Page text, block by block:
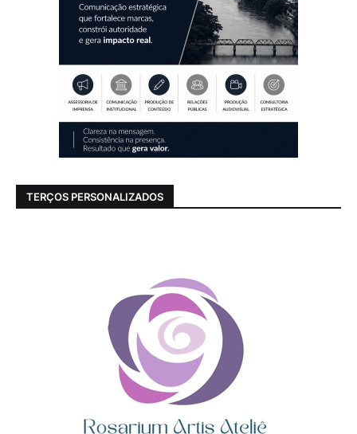
TERÇOS PERSONALIZADOS